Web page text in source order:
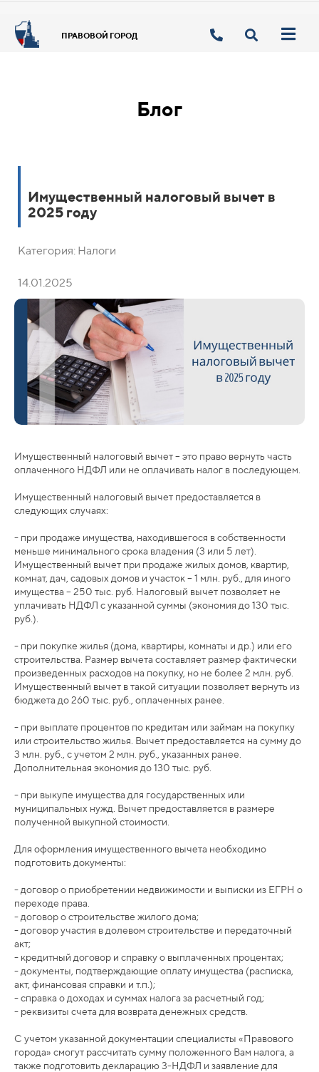
ПРАВОВОЙ ГОРОД
Блог
Имущественный налоговый вычет в
2025 году
Категория: Налоги
14.01.2025
Имущественный налоговый вычет – это право вернуть часть
оплаченного НДФЛ или не оплачивать налог в последующем.
Имущественный налоговый вычет предоставляется в
следующих случаях:
- при продаже имущества, находившегося в собственности
меньше минимального срока владения (3 или 5 лет).
Имущественный вычет при продаже жилых домов, квартир,
комнат, дач, садовых домов и участок – 1 млн. руб., для иного
имущества – 250 тыс. руб. Налоговый вычет позволяет не
уплачивать НДФЛ с указанной суммы (экономия до 130 тыс.
руб.).
- при покупке жилья (дома, квартиры, комнаты и др.) или его
строительства. Размер вычета составляет размер фактически
произведенных расходов на покупку, но не более 2 млн. руб.
Имущественный вычет в такой ситуации позволяет вернуть из
бюджета до 260 тыс. руб., оплаченных ранее.
- при выплате процентов по кредитам или займам на покупку
или строительство жилья. Вычет предоставляется на сумму до
3 млн. руб., с учетом 2 млн. руб., указанных ранее.
Дополнительная экономия до 130 тыс. руб.
- при выкупе имущества для государственных или
муниципальных нужд. Вычет предоставляется в размере
полученной выкупной стоимости.
Для оформления имущественного вычета необходимо
подготовить документы:
- договор о приобретении недвижимости и выписки из ЕГРН о
переходе права.
- договор о строительстве жилого дома;
- договор участия в долевом строительстве и передаточный
акт;
- кредитный договор и справку о выплаченных процентах;
- документы, подтверждающие оплату имущества (расписка,
акт, финансовая справки и т.п.);
- справка о доходах и суммах налога за расчетный год;
- реквизиты счета для возврата денежных средств.
С учетом указанной документации специалисты «Правового
города» смогут рассчитать сумму положенного Вам налога, а
также подготовить декларацию 3-НДФЛ и заявление для